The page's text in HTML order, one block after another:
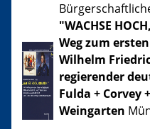
"WACHSE
Weg zum
Wilhelm
regierender
Fulda + Corvey
Weingarten